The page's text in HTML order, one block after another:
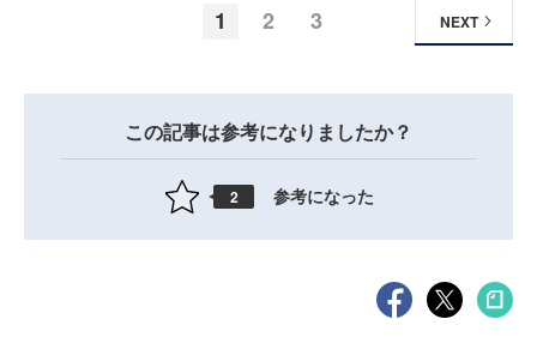
1 2 3 NEXT
この記事は参考になりましたか？
2 参考になった